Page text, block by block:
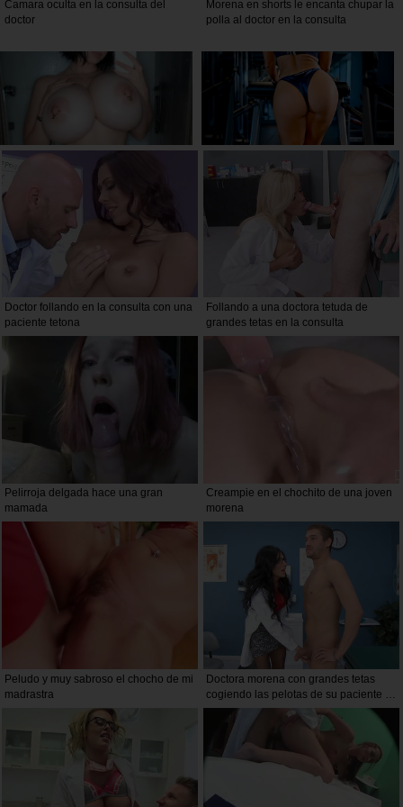
Camara oculta en la consulta del
doctor
Morena en shorts le encanta chupar la
polla al doctor en la consulta
Doctor follando en la consulta con una
paciente tetona
Follando a una doctora tetuda de
grandes tetas en la consulta
Pelirroja delgada hace una gran
mamada
Creampie en el chochito de una joven
morena
Peludo y muy sabroso el chocho de mi
madrastra
Doctora morena con grandes tetas
cogiendo las pelotas de su paciente le
hace una mamada